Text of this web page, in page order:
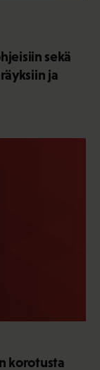
sekä
ja
korotusta